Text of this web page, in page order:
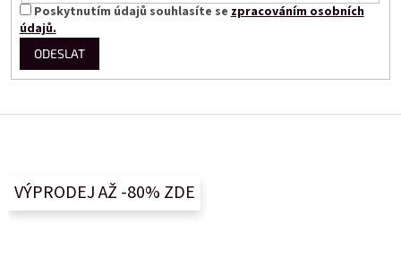
Poskytnutím údajů souhlasíte se zpracováním osobních
údajů.
ODESLAT
VÝPRODEJ AŽ -80% ZDE